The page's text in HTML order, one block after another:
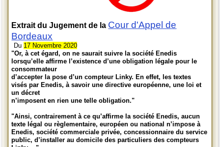
Extrait du Jugement de la Cour d'Appel de
Bordeaux
Du 17 Novembre 2020
"Or, à cet égard, on ne saurait suivre la société Enedis
lorsqu’elle affirme l’existence d’une obligation légale pour le
consommateur
d’accepter la pose d’un compteur Linky. En effet, les textes
visés par Enedis, à savoir une directive européenne, une loi et
un décret
n’imposent en rien une telle obligation."
"Ainsi, contrairement à ce qu’affirme la société Enedis, aucun
texte légal ou règlementaire, européen ou national n’impose à
Enedis, société commerciale privée, concessionnaire du service
public, d’installer au domicile des particuliers des compteurs